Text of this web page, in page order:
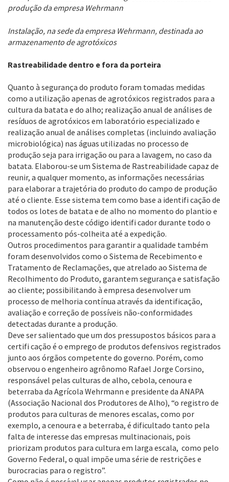
produção da empresa Wehrmann
Instalação, na sede da empresa Wehrmann, destinada ao
armazenamento de agrotóxicos
Rastreabilidade dentro e fora da porteira
Quanto à segurança do produto foram tomadas medidas
como a utilização apenas de agrotóxicos registrados para a
cultura da batata e do alho; realização anual de análises de
resíduos de agrotóxicos em laboratório especializado e
realização anual de análises completas (incluindo avaliação
microbiológica) nas águas utilizadas no processo de
produção seja para irrigação ou para a lavagem, no caso da
batata. Elaborou-se um Sistema de Rastreabilidade capaz de
reunir, a qualquer momento, as informações necessárias
para elaborar a trajetória do produto do campo de produção
até o cliente. Esse sistema tem como base a identifi cação de
todos os lotes de batata e de alho no momento do plantio e
na manutenção deste código identifi cador durante todo o
processamento pós-colheita até a expedição.
Outros procedimentos para garantir a qualidade também
foram desenvolvidos como o Sistema de Recebimento e
Tratamento de Reclamações, que atrelado ao Sistema de
Recolhimento do Produto, garantem segurança e satisfação
ao cliente; possibilitando à empresa desenvolver um
processo de melhoria contínua através da identificação,
avaliação e correção de possíveis não-conformidades
detectadas durante a produção.
Deve ser salientado que um dos pressupostos básicos para a
certifi cação é o emprego de produtos defensivos registrados
junto aos órgãos competente do governo. Porém, como
observou o engenheiro agrônomo Rafael Jorge Corsino,
responsável pelas culturas de alho, cebola, cenoura e
beterraba da Agrícola Wehrmann e presidente da ANAPA
(Associação Nacional dos Produtores de Alho), “o registro de
produtos para culturas de menores escalas, como por
exemplo, a cenoura e a beterraba, é dificultado tanto pela
falta de interesse das empresas multinacionais, pois
priorizam produtos para cultura em larga escala, como pelo
Governo Federal, o qual impõe uma série de restrições e
burocracias para o registro”.